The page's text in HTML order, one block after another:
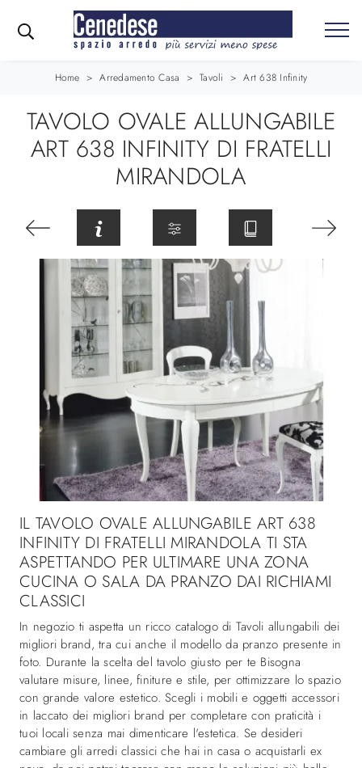
Home > Arredamento Casa > Tavoli > Art 638 Infinity
TAVOLO OVALE ALLUNGABILE
ART 638 INFINITY DI FRATELLI
MIRANDOLA
IL TAVOLO OVALE ALLUNGABILE ART 638
INFINITY DI FRATELLI MIRANDOLA TI STA
ASPETTANDO PER ULTIMARE UNA ZONA
CUCINA O SALA DA PRANZO DAI RICHIAMI
CLASSICI
In negozio ti aspetta un ricco catalogo di Tavoli allungabili dei
migliori brand, tra cui anche il modello da pranzo presente in
foto. Durante la scelta del tavolo giusto per te Bisogna
valutare misure, linee, finiture e stile, per ottimizzare lo spazio
con grande valore estetico. Scegli i mobili e oggetti accessori
in laccato dei migliori brand per completare con praticità i
tuoi locali senza mai dimenticare l'estetica. Se desideri
cambiare gli arredi classici che hai in casa o acquistarli ex